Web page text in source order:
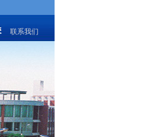
联系我们